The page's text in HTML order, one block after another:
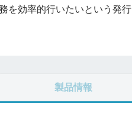
を効率的行いたいという発行
製品情報